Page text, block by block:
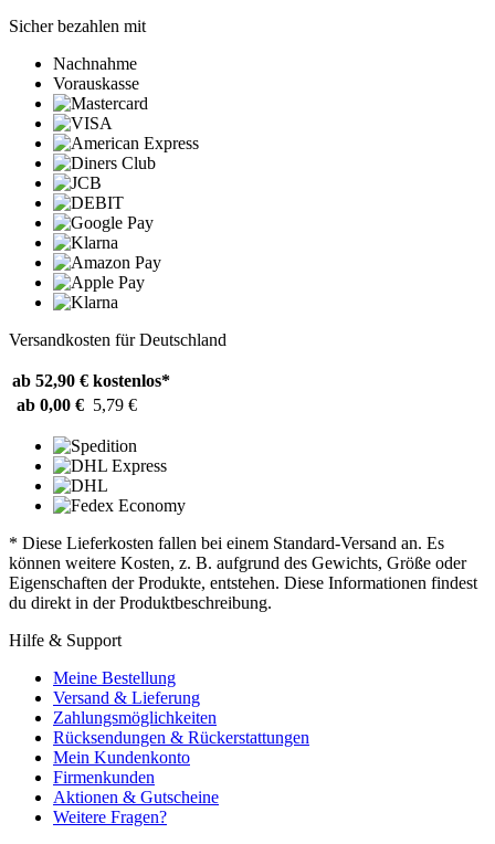
Sicher bezahlen mit
Nachnahme
Vorauskasse
Versandkosten für Deutschland
ab 52,90 € kostenlos*
ab 0,00 € 5,79 €
* Diese Lieferkosten fallen bei einem Standard-Versand an. Es
können weitere Kosten, z. B. aufgrund des Gewichts, Größe oder
Eigenschaften der Produkte, entstehen. Diese Informationen findest
du direkt in der Produktbeschreibung.
Hilfe & Support
Meine Bestellung
Versand & Lieferung
Zahlungsmöglichkeiten
Rücksendungen & Rückerstattungen
Mein Kundenkonto
Firmenkunden
Aktionen & Gutscheine
Weitere Fragen?